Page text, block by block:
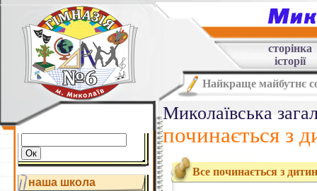
сторінка
історії
Найкраще майбутнє
наша школа
Миколаївська
починається з
Все починається з